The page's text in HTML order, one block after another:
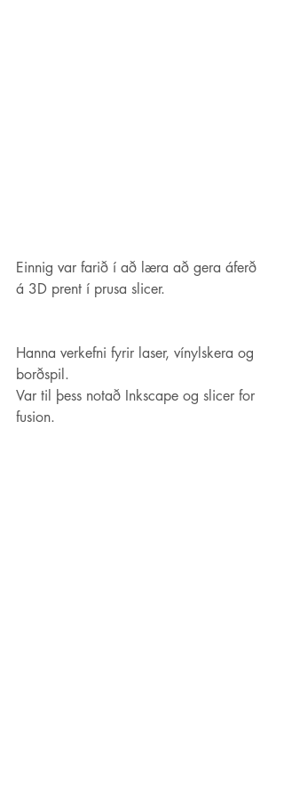
Einnig var farið í að læra að gera áferð
á 3D prent í prusa slicer.
Hanna verkefni fyrir laser, vínylskera og
borðspil.
Var til þess notað Inkscape og slicer for
fusion.